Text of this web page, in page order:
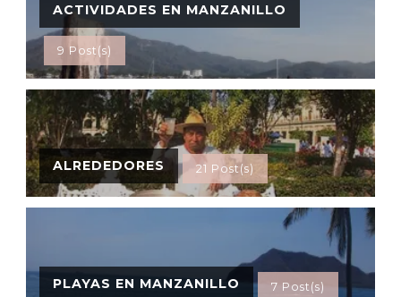
ACTIVIDADES EN MANZANILLO
9 Post(s)
ALREDEDORES 21 Post(s)
PLAYAS EN MANZANILLO 7 Post(s)